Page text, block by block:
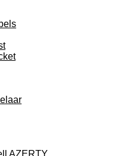
AZERTY